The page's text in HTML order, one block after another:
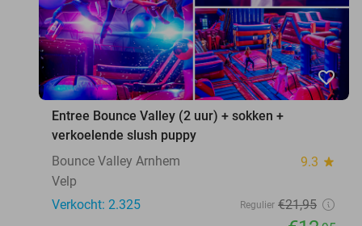
favorite_border
Entree Bounce Valley (2 uur) + sokken +
verkoelende slush puppy
Bounce Valley Arnhem
9.3 star
Velp
Verkocht: 2.325
Regulier €21,95